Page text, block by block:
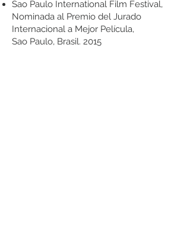
Sao Paulo International Film Festival,
Nominada al Premio del Jurado
Internacional a Mejor Película,
Sao Paulo, Brasil. 2015